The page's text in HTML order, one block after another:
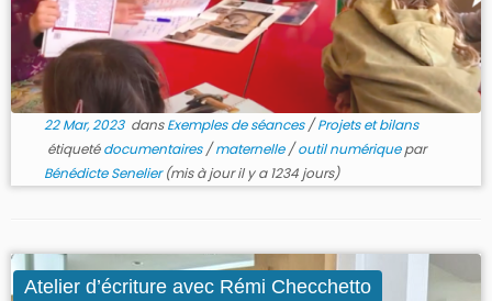
22 Mar, 2023dansExemples de séances/Projets et bilans
étiquetédocumentaires/maternelle/outil numériquepar
Bénédicte Senelier(mis à jour il y a 1234 jours)
Atelier d’écriture avec Rémi Checchetto